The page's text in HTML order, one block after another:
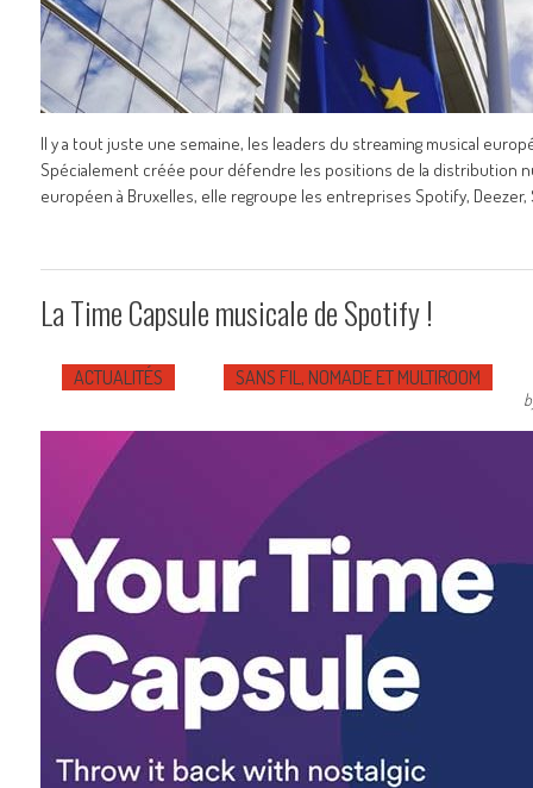
Il y a tout juste une semaine, les leaders du streaming musical
Spécialement créée pour défendre les positions de la distribution
européen à Bruxelles, elle regroupe les entreprises Spotify, Deezer,
La Time Capsule musicale de Spotify !
ACTUALITÉS SANS FIL, NOMADE ET MULTIROOM